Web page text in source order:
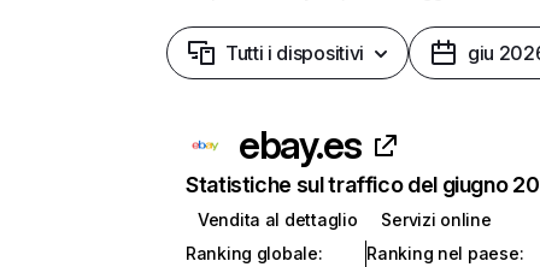
Tutti i dispositivi giu
ebay.es
Statistiche sul traffico del giugno
Vendita al dettaglio
Servizi online
Ranking globale:
Ranking nel paese: